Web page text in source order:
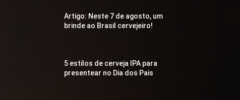
Artigo: Neste 7 de agosto, um
brinde ao Brasil cervejeiro!
5 estilos de cerveja IPA para
presentear no Dia dos Pais